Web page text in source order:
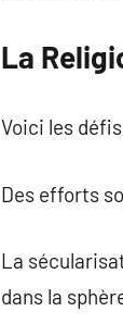
La
Voici les
Des efforts
La
dans la